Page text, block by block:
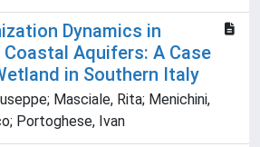
Dynamics in
Aquifers: A Case
in Southern Italy
Masciale, Rita; Menichini,
Portoghese, Ivan